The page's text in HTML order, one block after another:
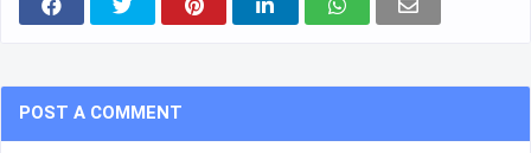
POST A COMMENT